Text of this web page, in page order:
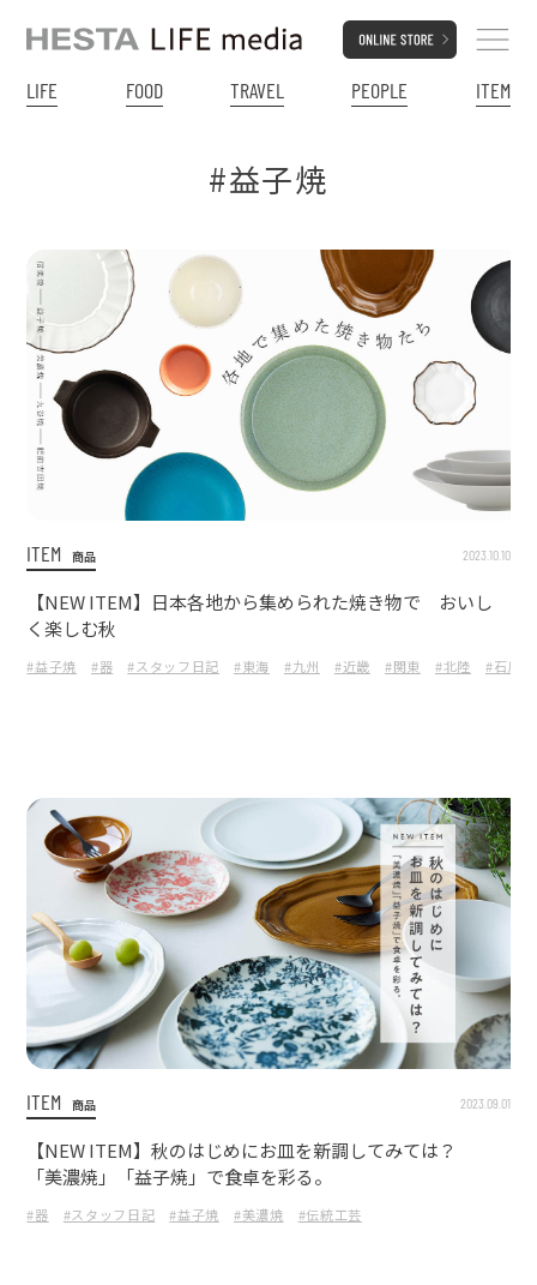
LIFE FOOD TRAVEL PEOPLE ITEM
#益子焼
ITEM 商品 2023.10.10
【NEW ITEM】日本各地から集められた焼き物で おいし
く楽しむ秋
#益子焼 #器 #スタッフ日記 #東海 #九州 #近畿 #関東 #北陸 #石川県
ITEM 商品 2023.09.01
【NEW ITEM】秋のはじめにお皿を新調してみては？
「美濃焼」「益子焼」で食卓を彩る。
#器 #スタッフ日記 #益子焼 #美濃焼 #伝統工芸